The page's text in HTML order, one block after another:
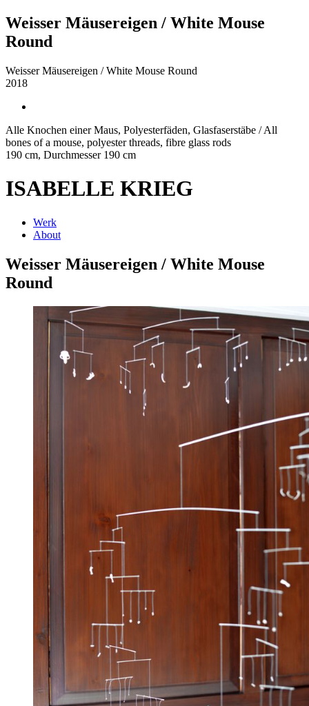
Weisser Mäusereigen / White Mouse
Round
Weisser Mäusereigen / White Mouse Round
2018
Alle Knochen einer Maus, Polyesterfäden, Glasfaserstäbe / All
bones of a mouse, polyester threads, fibre glass rods
190 cm, Durchmesser 190 cm
ISABELLE KRIEG
Werk
About
Weisser Mäusereigen / White Mouse
Round